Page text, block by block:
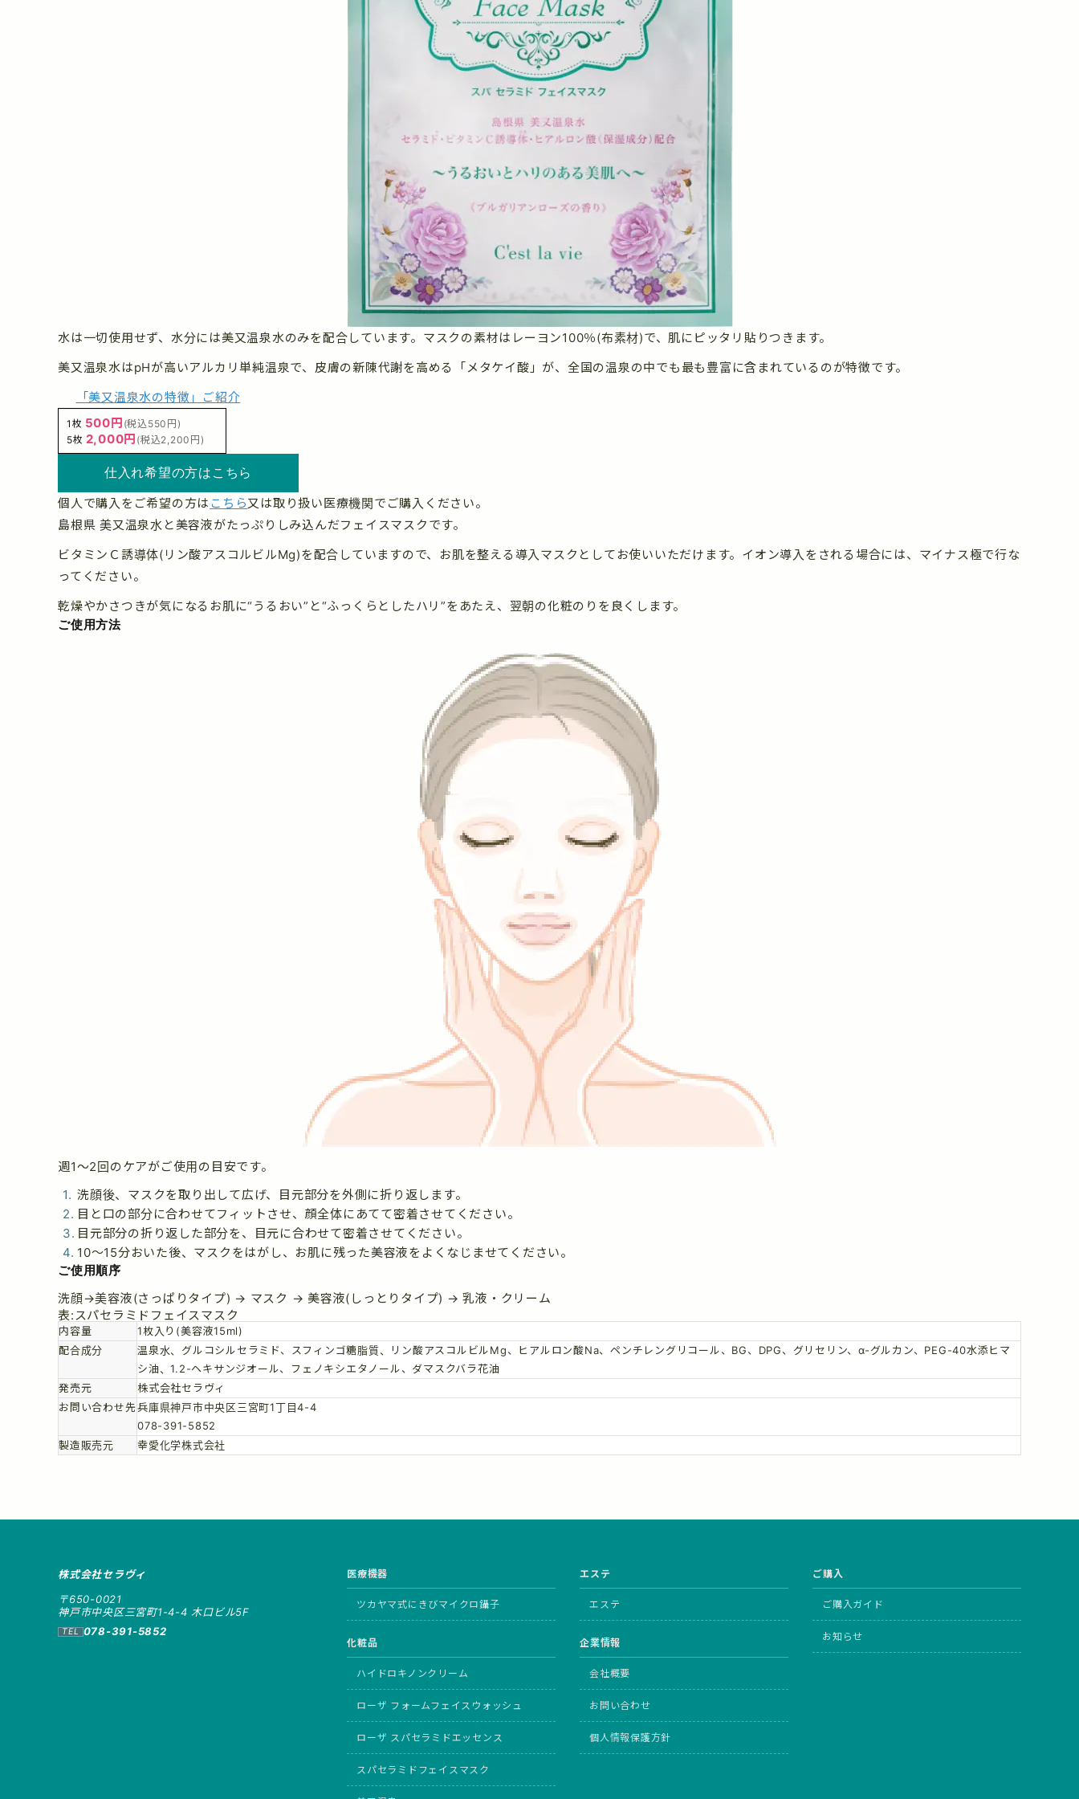
水は一切使用せず、水分には美又温泉水のみを配合しています。マスクの素材はレーヨン100％(布素材)で、肌にピッタリ貼りつきます。
美又温泉水はpHが高いアルカリ単純温泉で、皮膚の新陳代謝を高める「メタケイ酸」が、全国の温泉の中でも最も豊富に含まれているのが特徴です。
「美又温泉水の特徴」ご紹介
1枚 500円 (税込550円)
5枚 2,000円 (税込2,200円)
仕入れ希望の方はこちら
個人で購入をご希望の方は こちら又は取り扱い医療機関でご購入ください。
島根県 美又温泉水と美容液がたっぷりしみ込んだフェイスマスクです。
ビタミンＣ誘導体(リン酸アスコルビルMg)を配合していますので、お肌を整える導入マスクとしてお使いいただけます。イオン導入をされる場合には、マイナス極で行な
ってください。
乾燥やかさつきが気になるお肌に“うるおい”と“ふっくらとしたハリ”をあたえ、翌朝の化粧のりを良くします。
ご使用方法
週1～2回のケアがご使用の目安です。
洗顔後、マスクを取り出して広げ、目元部分を外側に折り返します。
目と口の部分に合わせてフィットさせ、顔全体にあてて密着させてください。
目元部分の折り返した部分を、目元に合わせて密着させてください。
10～15分おいた後、マスクをはがし、お肌に残った美容液をよくなじませてください。
ご使用順序
洗顔→美容液(さっぱりタイプ) → マスク → 美容液(しっとりタイプ) → 乳液・クリーム
表:スパセラミドフェイスマスク
内容量
1枚入り(美容液15ml)
配合成分
温泉水、グルコシルセラミド、スフィンゴ糖脂質、リン酸アスコルビルMg、ヒアルロン酸Na、ペンチレングリコール、BG、DPG、グリセリン、α-グルカン、PEG-40水添ヒマ
シ油、1.2-ヘキサンジオール、フェノキシエタノール、ダマスクバラ花油
発売元
株式会社セラヴィ
お問い合わせ先兵庫県神戸市中央区三宮町1丁目4-4
078-391-5852
製造販売元
幸愛化学株式会社
株式会社セラヴィ
〒650-0021
神戸市中央区三宮町1-4-4 木口ビル5F
078-391-5852
医療機器
ツカヤマ式にきびマイクロ鑷子
化粧品
ハイドロキノンクリーム
ローザ フォームフェイスウォッシュ
ローザ スパセラミドエッセンス
スパセラミドフェイスマスク
エステ
エステ
企業情報
会社概要
お問い合わせ
個人情報保護方針
ご購入
ご購入ガイド
お知らせ